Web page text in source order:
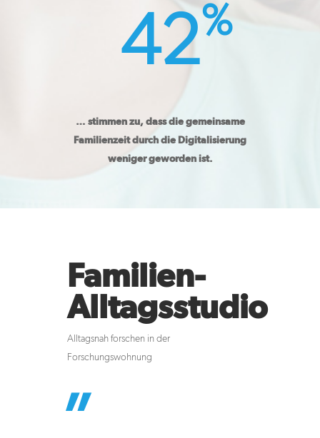
42%
… stimmen zu, dass die gemeinsame
Familienzeit durch die Digitalisierung
weniger geworden ist.
Familien-
Alltagsstudio
Alltagsnah forschen in der
Forschungswohnung